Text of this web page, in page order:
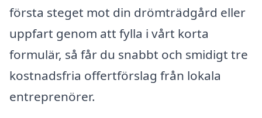
första steget mot din drömträdgård eller
uppfart genom att fylla i vårt korta
formulär, så får du snabbt och smidigt tre
kostnadsfria offertförslag från lokala
entreprenörer.